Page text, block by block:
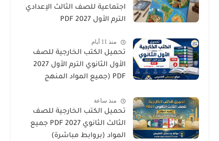
اجتماعية للصف الثالث الإعدادي
الترم الأول 2027 PDF
منذ 11 أيام
تحميل الكتب الخارجية للصف
الأول الثانوي الترم الأول 2027
PDF (جميع المواد المنهج
منذ ساعة
تحميل الكتب الخارجية للصف
الثالث الثانوي 2027 PDF جميع
المواد (بروابط مباشرة)